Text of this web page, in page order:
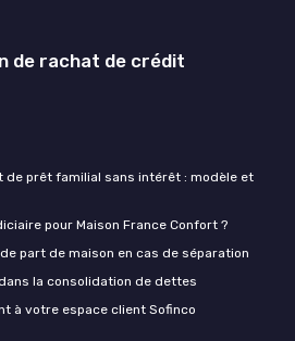
de rachat de crédit
de prêt familial sans intérêt : modèle et
pour Maison France Confort ?
part de maison en cas de séparation
la consolidation de dettes
à votre espace client Sofinco